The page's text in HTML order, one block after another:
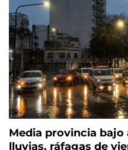
Media provincia
lluvias, ráfagas de